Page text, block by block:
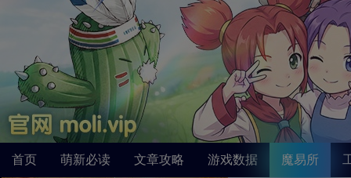
首页 萌新必读 文章攻略 游戏数据 魔易所